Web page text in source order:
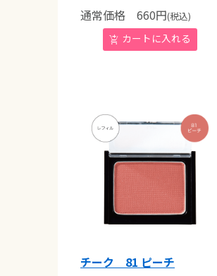
通常価格 660円(税込)
チーク 81 ピーチ